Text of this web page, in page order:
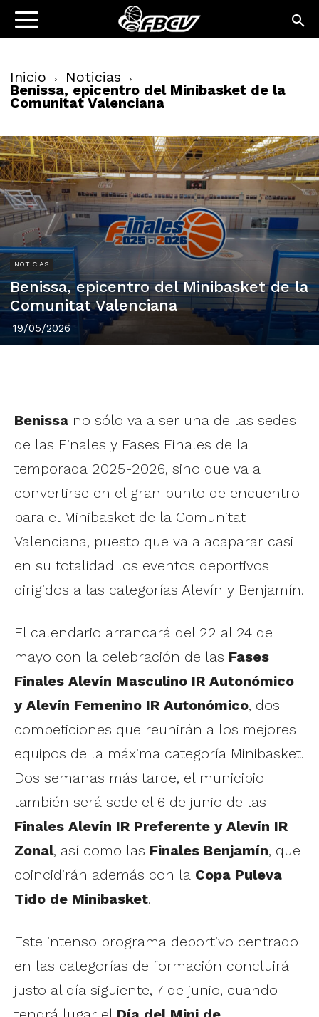
Inicio Noticias
Benissa, epicentro del Minibasket de la
Comunitat Valenciana
NOTICIAS
Benissa, epicentro del Minibasket de la
Comunitat Valenciana
19/05/2026
Benissa no sólo va a ser una de las sedes
de las Finales y Fases Finales de la
temporada 2025-2026, sino que va a
convertirse en el gran punto de encuentro
para el Minibasket de la Comunitat
Valenciana, puesto que va a acaparar casi
en su totalidad los eventos deportivos
dirigidos a las categorías Alevín y Benjamín.
El calendario arrancará del 22 al 24 de
mayo con la celebración de las Fases
Finales Alevín Masculino IR Autonómico
y Alevín Femenino IR Autonómico, dos
competiciones que reunirán a los mejores
equipos de la máxima categoría Minibasket.
Dos semanas más tarde, el municipio
también será sede el 6 de junio de las
Finales Alevín IR Preferente y Alevín IR
Zonal, así como las Finales Benjamín, que
coincidirán además con la Copa Puleva
Tido de Minibasket.
Este intenso programa deportivo centrado
en las categorías de formación concluirá
justo al día siguiente, 7 de junio, cuando